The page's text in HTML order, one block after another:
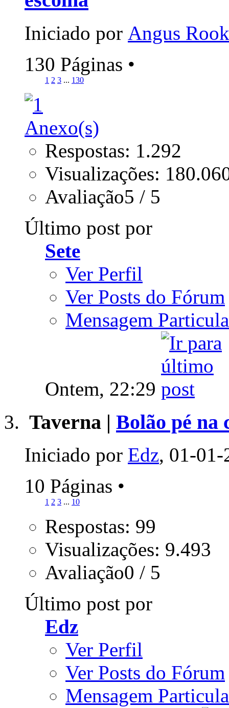
Iniciado por Angus Rook
130 Páginas •
1 2 3 ... 130
Respostas: 1.292
Visualizações:
Avaliação5 / 5
Último post por
Sete
Ver Perfil
Ver Posts do Fórum
Mensagem
Ontem, 22:29
Taverna | Bolão pé na
Iniciado por Edz, 01-01-
10 Páginas •
1 2 3 ... 10
Respostas: 99
Visualizações: 9.493
Avaliação0 / 5
Último post por
Edz
Ver Perfil
Ver Posts do Fórum
Mensagem